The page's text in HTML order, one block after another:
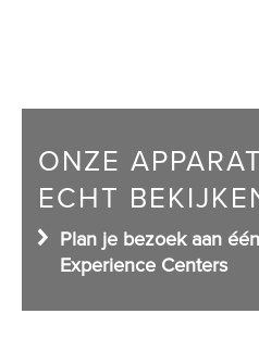
ONZE
ECHT
Plan je bezoek aan
Experience Centers